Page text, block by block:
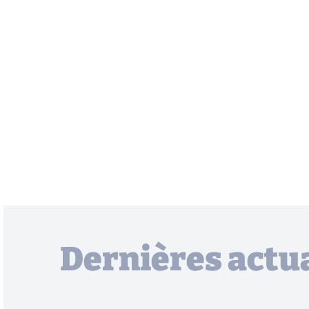
Dernières